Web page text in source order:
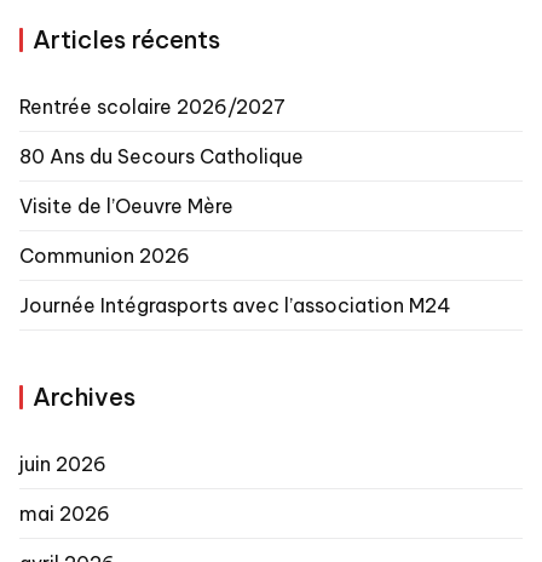
Articles récents
Rentrée scolaire 2026/2027
80 Ans du Secours Catholique
Visite de l’Oeuvre Mère
Communion 2026
Journée Intégrasports avec l’association M24
Archives
juin 2026
mai 2026